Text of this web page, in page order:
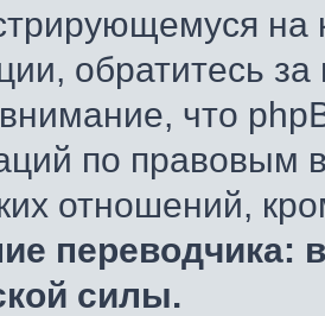
обратитесь
что
по правовым
отношений,
переводчика:
силы.